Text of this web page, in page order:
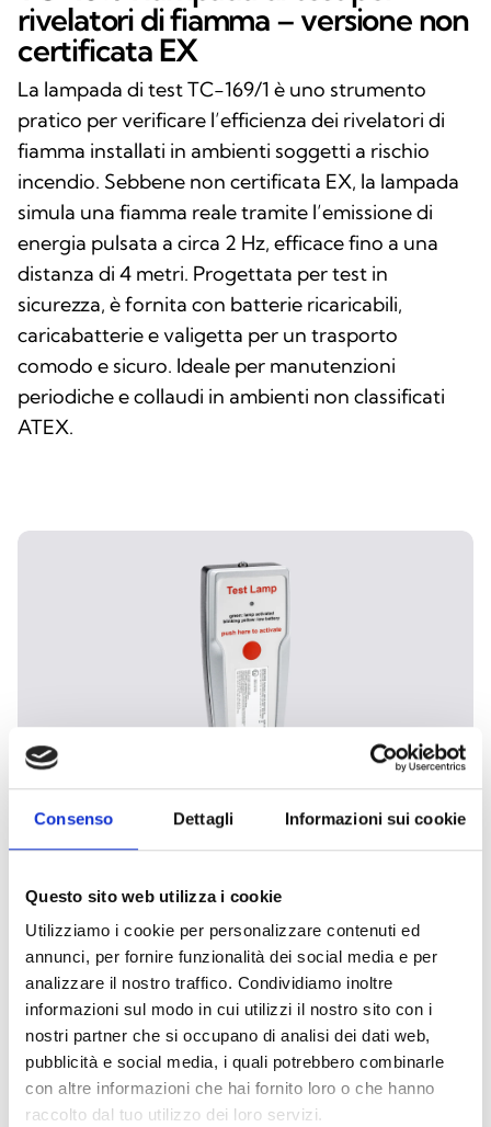
Consenso Dettagli Informazioni sui cookie
Questo sito web utilizza i cookie
Utilizziamo i cookie per personalizzare contenuti ed
annunci, per fornire funzionalità dei social media e per
analizzare il nostro traffico. Condividiamo inoltre
informazioni sul modo in cui utilizzi il nostro sito con i
nostri partner che si occupano di analisi dei dati web,
pubblicità e social media, i quali potrebbero combinarle
con altre informazioni che hai fornito loro o che hanno
raccolto dal tuo utilizzo dei loro servizi.
rivelatori di fiamma – versione non
certificata EX
La lampada di test TC-169/1 è uno strumento
pratico per verificare l’efficienza dei rivelatori di
fiamma installati in ambienti soggetti a rischio
incendio. Sebbene non certificata EX, la lampada
simula una fiamma reale tramite l’emissione di
energia pulsata a circa 2 Hz, efficace fino a una
distanza di 4 metri. Progettata per test in
sicurezza, è fornita con batterie ricaricabili,
caricabatterie e valigetta per un trasporto
comodo e sicuro. Ideale per manutenzioni
periodiche e collaudi in ambienti non classificati
ATEX.
TC-940/1Z lampada di test a
sicurezza intrinseca per ambienti
ATEX
La lampada di test TC-169/1 è uno strumento
pratico per verificare l’efficienza dei rivelatori di
fiamma installati in ambienti soggetti a rischio
incendio. Sebbene non certificata EX, la lampada
simula una fiamma reale tramite l’emissione di
energia pulsata a circa 2 Hz, efficace fino a una
distanza di 4 metri. Progettata per test in
sicurezza, è fornita con batterie ricaricabili,